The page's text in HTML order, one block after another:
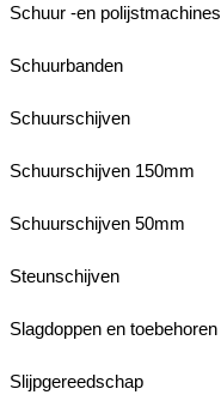
Schuur -en polijstmachines
Schuurbanden
Schuurschijven
Schuurschijven 150mm
Schuurschijven 50mm
Steunschijven
Slagdoppen en toebehoren
Slijpgereedschap